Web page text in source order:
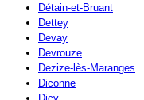
Détain-et-Bruant
Dettey
Devay
Devrouze
Dezize-lès-Maranges
Diconne